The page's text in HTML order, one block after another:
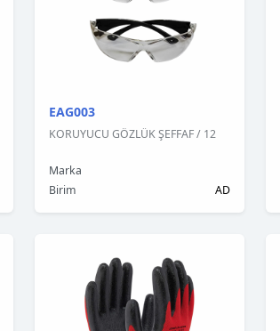
EAG003
KORUYUCU GÖZLÜK ŞEFFAF / 12
Marka
Birim
AD